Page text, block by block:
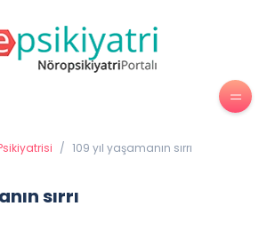
/ 109 yıl yaşamanın sırrı
sırrı